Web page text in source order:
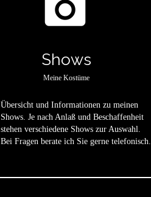
photo_camera
Shows
Meine Kostüme
Übersicht und Informationen zu meinen
Shows. Je nach Anlaß und Beschaffenheit
stehen verschiedene Shows zur Auswahl.
Bei Fragen berate ich Sie gerne telefonisch.